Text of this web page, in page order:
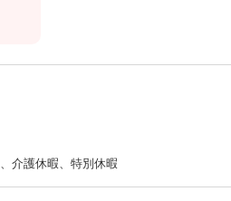
介護休暇、特別休暇